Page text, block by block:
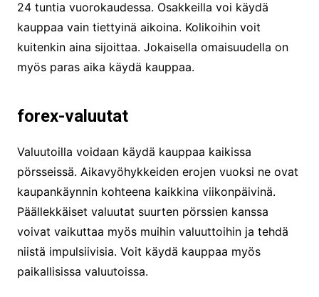
24 tuntia vuorokaudessa. Osakkeilla voi käydä
kauppaa vain tiettyinä aikoina. Kolikoihin voit
kuitenkin aina sijoittaa. Jokaisella omaisuudella on
myös paras aika käydä kauppaa.
forex-valuutat
Valuutoilla voidaan käydä kauppaa kaikissa
pörsseissä. Aikavyöhykkeiden erojen vuoksi ne ovat
kaupankäynnin kohteena kaikkina viikonpäivinä.
Päällekkäiset valuutat suurten pörssien kanssa
voivat vaikuttaa myös muihin valuuttoihin ja tehdä
niistä impulsiivisia. Voit käydä kauppaa myös
paikallisissa valuutoissa.